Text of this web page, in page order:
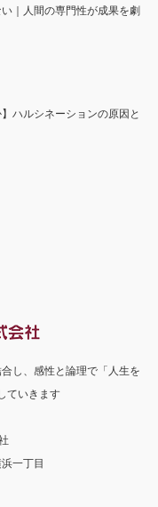
｜人間の専門性が成果を劇
ハルシネーションの原因と
し、感性と論理で「人生を
ていきます
一丁目